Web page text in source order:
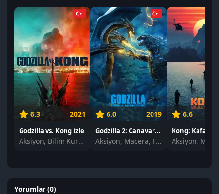
6.3 2021
Godzilla vs. Kong izle
Aksiyon, Bilim Kurgu, Gerilim
6.0 2019
Godzilla 2: Canavarlar Kralı izle
Aksiyon, Macera, Fantastik
6.6
Yorumlar (0)